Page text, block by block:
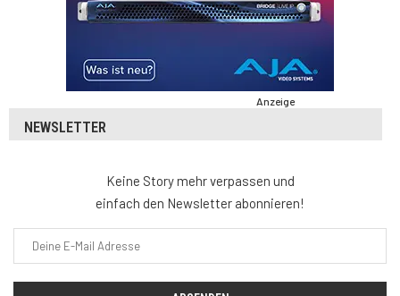
Anzeige
NEWSLETTER
Keine Story mehr verpassen und
einfach den Newsletter abonnieren!